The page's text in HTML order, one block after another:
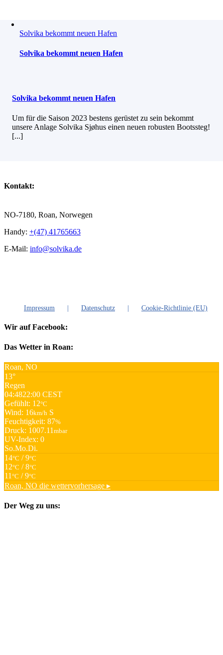
Solvika bekommt neuen Hafen
Solvika bekommt neuen Hafen
Solvika bekommt neuen Hafen
Um für die Saison 2023 bestens gerüstet zu sein bekommt
unsere Anlage Solvika Sjøhus einen neuen robusten Bootssteg!
[...]
Kontakt:
NO-7180, Roan, Norwegen
Handy: +(47) 41765663
E-Mail: info@solvika.de
Impressum Datenschutz Cookie-Richtlinie (EU)
Wir auf Facebook:
Das Wetter in Roan:
Roan, NO
13°
Regen
04:4822:00 CEST
Gefühlt: 12°C
Wind: 16km/h S
Feuchtigkeit: 87%
Druck: 1007.11 mbar
UV-Index: 0
So.Mo.Di.
14°C / 9°C
12°C / 8°C
11 °C / 9°C
Roan, NO die wettervorhersage ▸
Der Weg zu uns: